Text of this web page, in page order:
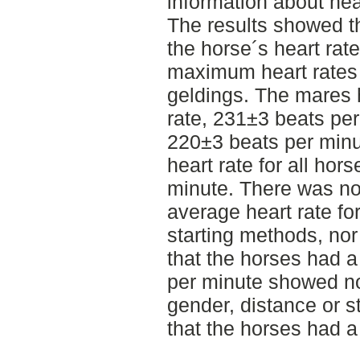
The results showed
the horse´s heart
maximum heart
geldings. The mares
rate, 231±3 beats
220±3 beats per
heart rate for all
minute. There was
average heart rate
starting methods,
that the horses had
per minute showed
gender, distance or
that the horses had